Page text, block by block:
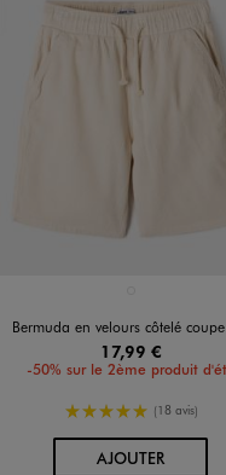
Bermuda en velours côtelé coupe regular
17,99 €
-50% sur le 2ème produit
5/5 de moyenne
(18 avis)
AJOUTERAU